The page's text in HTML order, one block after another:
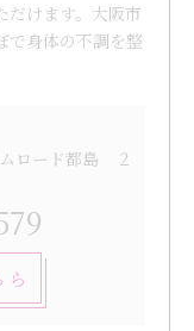
だけます。大阪市
で身体の不調を整
ロード都島 ２